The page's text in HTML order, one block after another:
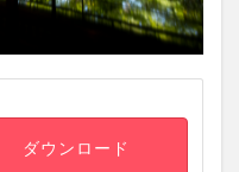
ダウンロード